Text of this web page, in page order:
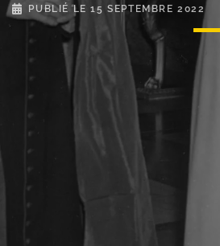
PUBLIÉ LE15 SEPTEMBRE 2022